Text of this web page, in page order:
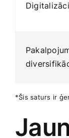
*Šis saturs ir